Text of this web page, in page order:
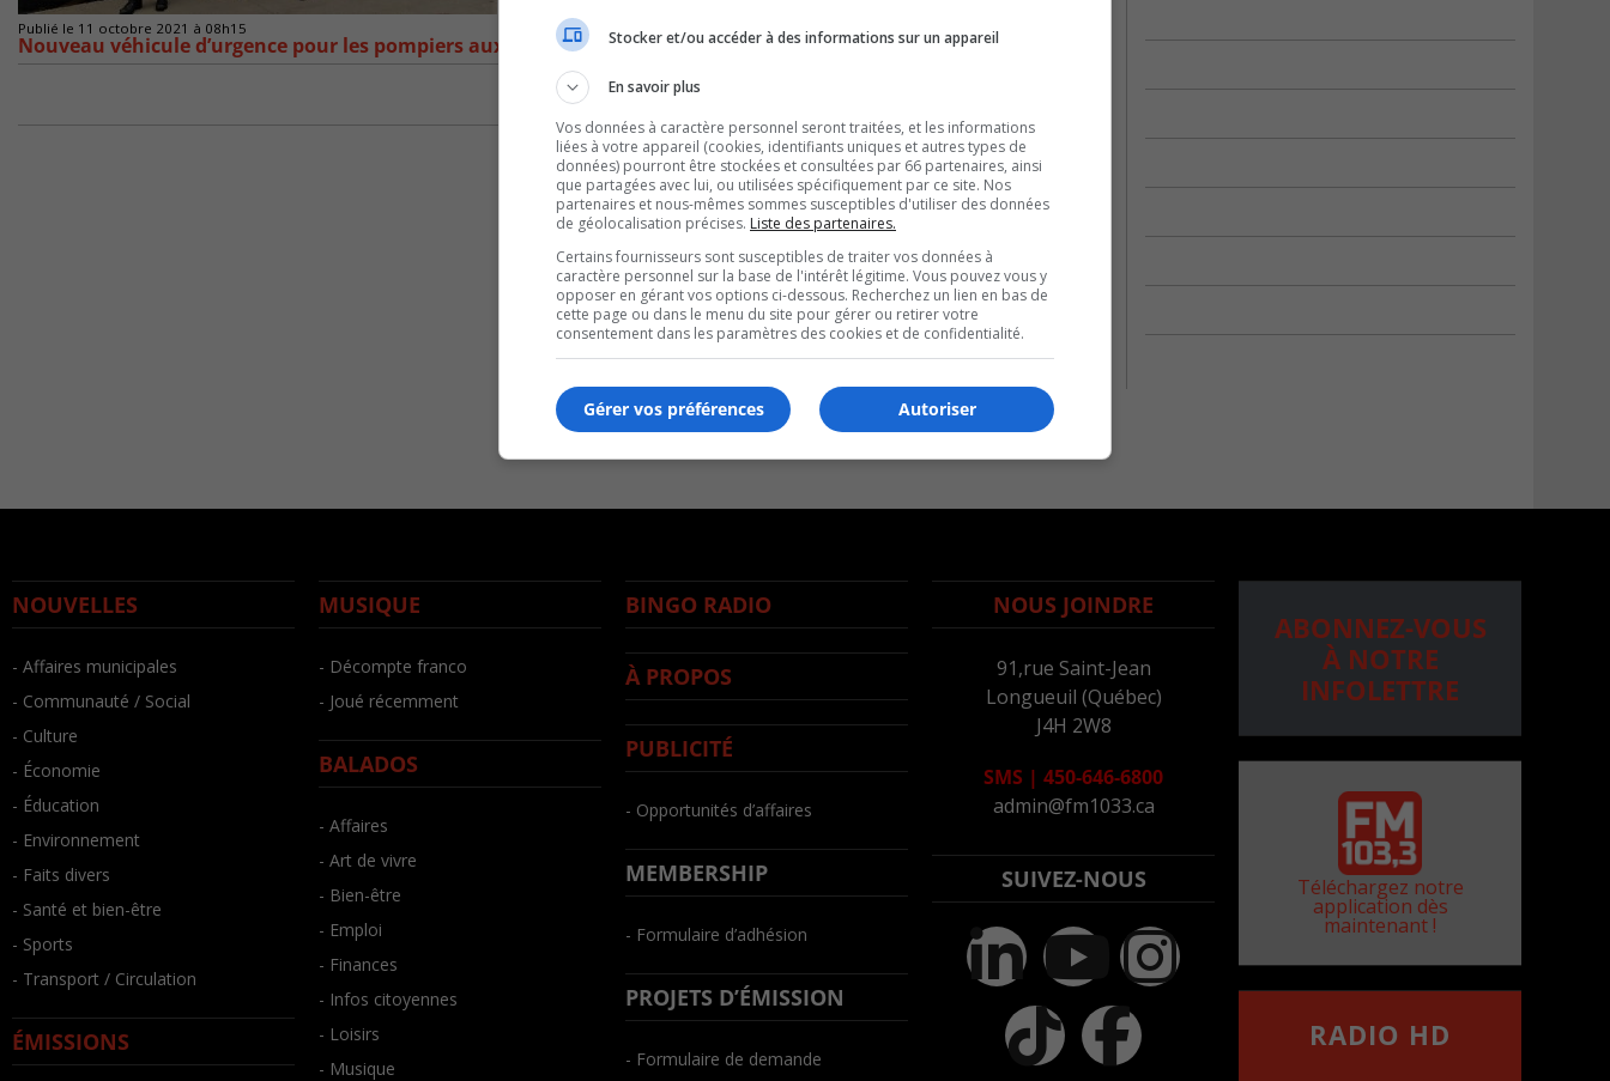
Publié le 11 octobre 2021 à 08h15
Nouveau véhicule d’urgence pour les pompiers auxiliaires de la Montérégie
NOUVELLES
- Affaires municipales
- Communauté / Social
- Culture
- Économie
- Éducation
- Environnement
- Faits divers
- Santé et bien-être
- Sports
- Transport / Circulation
ÉMISSIONS
MUSIQUE
- Décompte franco
- Joué récemment
BALADOS
- Affaires
- Art de vivre
- Bien-être
- Emploi
- Finances
- Infos citoyennes
- Loisirs
- Musique
BINGO RADIO
À PROPOS
PUBLICITÉ
- Opportunités d’affaires
MEMBERSHIP
- Formulaire d’adhésion
PROJETS D’ÉMISSION
- Formulaire de demande
NOUS JOINDRE
91,rue Saint-Jean
Longueuil (Québec)
J4H 2W8
SMS | 450-646-6800
admin@fm1033.ca
SUIVEZ-NOUS
ABONNEZ-VOUS
À NOTRE
INFOLETTRE
Téléchargez notre
application dès
maintenant !
RADIO HD
Stocker et/ou accéder à des informations sur un appareil
En savoir plus
Vos données à caractère personnel seront traitées, et les informations
liées à votre appareil (cookies, identifiants uniques et autres types de
données) pourront être stockées et consultées par 66 partenaires, ainsi
que partagées avec lui, ou utilisées spécifiquement par ce site. Nos
partenaires et nous-mêmes sommes susceptibles d'utiliser des données
de géolocalisation précises. Liste des partenaires.
Certains fournisseurs sont susceptibles de traiter vos données à
caractère personnel sur la base de l'intérêt légitime. Vous pouvez vous y
opposer en gérant vos options ci-dessous. Recherchez un lien en bas de
cette page ou dans le menu du site pour gérer ou retirer votre
consentement dans les paramètres des cookies et de confidentialité.
Autoriser
Gérer vos préférences